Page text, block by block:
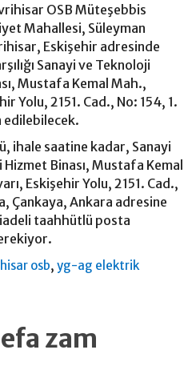
OSB Müteşebbis
Mahallesi, Süleyman
Eskişehir adresinde
Sanayi ve Teknoloji
Mustafa Kemal Mah.,
Yolu, 2151. Cad., No: 154, 1.
edilebilecek.
ihale saatine kadar, Sanayi
Hizmet Binası, Mustafa Kemal
Eskişehir Yolu, 2151. Cad.,
Çankaya, Ankara adresine
taahhütlü posta
osb,yg-ag elektrik
zam